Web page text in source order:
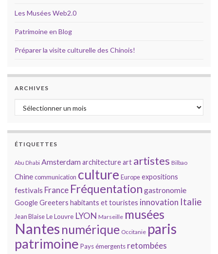
Les Musées Web2.0
Patrimoine en Blog
Préparer la visite culturelle des Chinois!
ARCHIVES
Archives
ÉTIQUETTES
Abu Dhabi Amsterdamarchitectureart artistes Bilbao
Chinecommunication culture Europeexpositions
festivals France Fréquentation gastronomie
GoogleGreeters habitants et touristes innovation Italie
Jean BlaiseLe Louvre LYON Marseille musées
Nantes numérique Occitanie paris
patrimoine Pays émergents retombées